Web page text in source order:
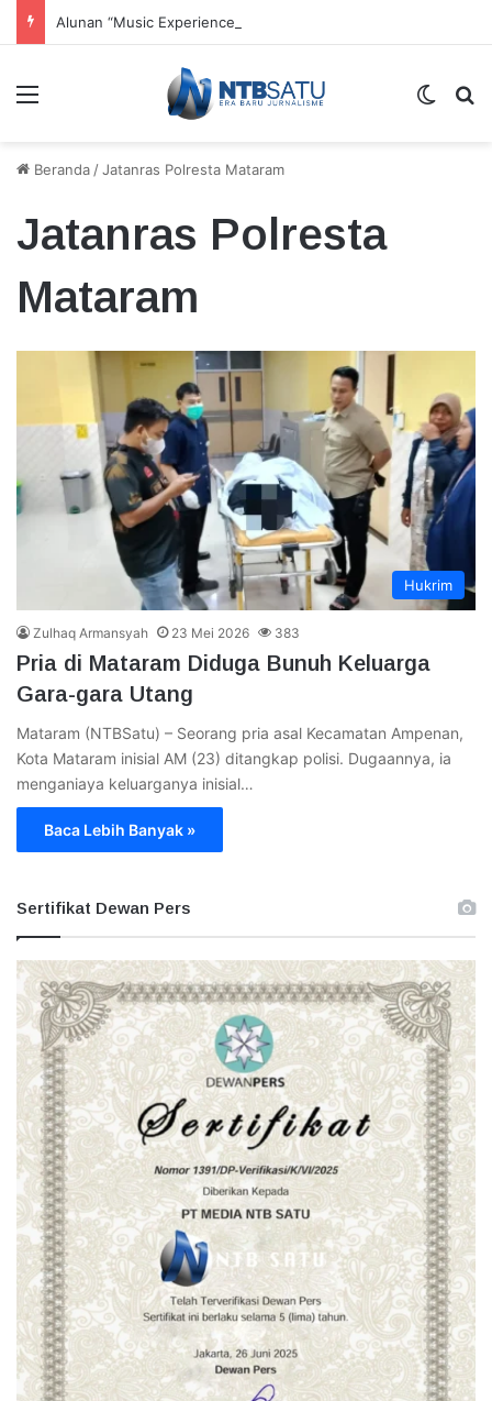
Menu
Beranda /Jatanras Polresta Mataram
Jatanras Polresta
Mataram
Hukrim
Zulhaq Armansyah 23 Mei 2026 383
Pria di Mataram Diduga Bunuh Keluarga
Gara-gara Utang
Mataram (NTBSatu) – Seorang pria asal Kecamatan Ampenan,
Kota Mataram inisial AM (23) ditangkap polisi. Dugaannya, ia
menganiaya keluarganya inisial…
Baca Lebih Banyak »
Sertifikat Dewan Pers